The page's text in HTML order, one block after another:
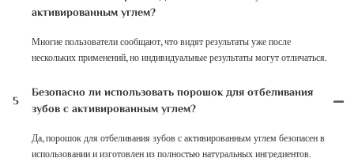
активированным углем?
Многие пользователи сообщают, что видят результаты уже после
нескольких применений, но индивидуальные результаты могут отличаться.
5
Безопасно ли использовать порошок для отбеливания
зубов с активированным углем?
Да, порошок для отбеливания зубов с активированным углем безопасен в
использовании и изготовлен из полностью натуральных ингредиентов.